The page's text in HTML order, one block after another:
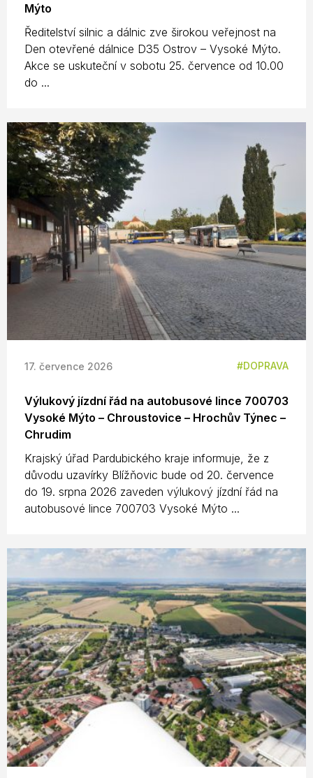
Mýto
Ředitelství silnic a dálnic zve širokou veřejnost na
Den otevřené dálnice D35 Ostrov – Vysoké Mýto.
Akce se uskuteční v sobotu 25. července od 10.00
do ...
17. července 2026 DOPRAVA
Výlukový jízdní řád na autobusové lince 700703
Vysoké Mýto – Chroustovice – Hrochův Týnec –
Chrudim
Krajský úřad Pardubického kraje informuje, že z
důvodu uzavírky Blížňovic bude od 20. července
do 19. srpna 2026 zaveden výlukový jízdní řád na
autobusové lince 700703 Vysoké Mýto ...